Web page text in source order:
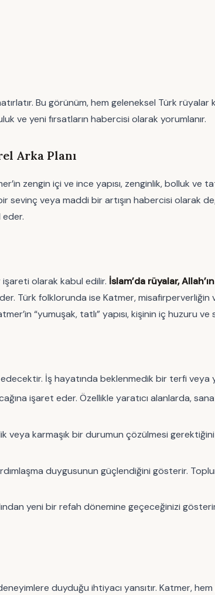
Bu görünüm, hem geleneksel Türk
ve yeni fırsatların habercisi olarak yorumlanır.
Arka Planı
zengin içi ve ince yapısı, zenginlik, bolluk ve
sevinç veya maddi bir artışın habercisi olarak
eder.
olarak kabul edilir. İslam’da rüyalar,
Türk folklorunda ise Katmer, misafirperverliğin
“yumuşak, tatlı” yapısı, kişinin iç huzuru
İş hayatında beklenmedik bir terfi veya
işaret eder. Özellikle yaratıcı alanlarda,
karmaşık bir durumun çözülmesi gerektiğini
duygusunun güçlendiğini gösterir.
yeni bir refah dönemine geçeceğinizi
duyduğu ihtiyacı yansıtır. Katmer,